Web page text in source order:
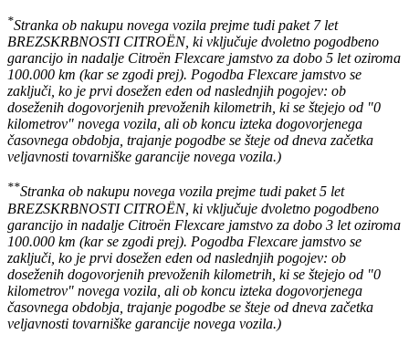
*Stranka ob nakupu novega vozila prejme tudi paket 7 let
BREZSKRBNOSTI CITROËN, ki vključuje dvoletno pogodbeno
garancijo in nadalje Citroën Flexcare jamstvo za dobo 5 let oziroma
100.000 km (kar se zgodi prej). Pogodba Flexcare jamstvo se
zaključi, ko je prvi dosežen eden od naslednjih pogojev: ob
doseženih dogovorjenih prevoženih kilometrih, ki se štejejo od "0
kilometrov" novega vozila, ali ob koncu izteka dogovorjenega
časovnega obdobja, trajanje pogodbe se šteje od dneva začetka
veljavnosti tovarniške garancije novega vozila.)
**Stranka ob nakupu novega vozila prejme tudi paket 5 let
BREZSKRBNOSTI CITROËN, ki vključuje dvoletno pogodbeno
garancijo in nadalje Citroën Flexcare jamstvo za dobo 3 let oziroma
100.000 km (kar se zgodi prej). Pogodba Flexcare jamstvo se
zaključi, ko je prvi dosežen eden od naslednjih pogojev: ob
doseženih dogovorjenih prevoženih kilometrih, ki se štejejo od "0
kilometrov" novega vozila, ali ob koncu izteka dogovorjenega
časovnega obdobja, trajanje pogodbe se šteje od dneva začetka
veljavnosti tovarniške garancije novega vozila.)